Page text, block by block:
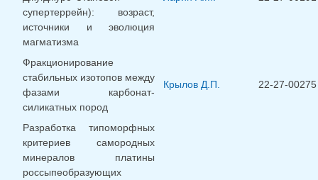
супертеррейн): возраст,
источники и эволюция
магматизма
Фракционирование
стабильных изотопов между
фазами карбонат-
силикатных пород
Крылов Д.П. 22-27-00275
Разработка типоморфных
критериев самородных
минералов платины
россыпеобразующих